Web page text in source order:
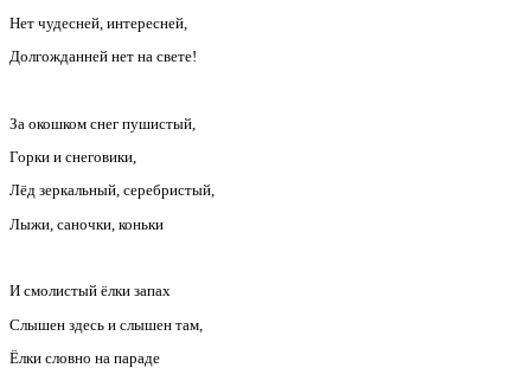
Нет чудесней, интересней,
Долгожданней нет на свете!
За окошком снег пушистый,
Горки и снеговики,
Лёд зеркальный, серебристый,
Лыжи, саночки, коньки
И смолистый ёлки запах
Слышен здесь и слышен там,
Ёлки словно на параде